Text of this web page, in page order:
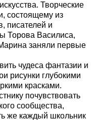
Творческие
состоящему из
писателей и
Торова Василиса,
заняли первые
чудеса фантазии и
рисунки глубокими
красками.
почувствовать
сообщества,
же каждый школьник